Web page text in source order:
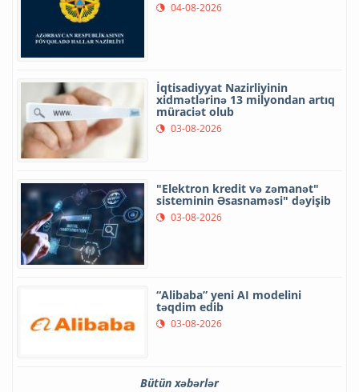
04-08-2026
İqtisadiyyat Nazirliyinin
xidmətlərinə 13 milyondan artıq
müraciət olub
03-08-2026
"Elektron kredit və zəmanət"
sisteminin Əsasnaməsi" dəyişib
03-08-2026
“Alibaba” yeni AI modelini
təqdim edib
03-08-2026
Bütün xəbərlər